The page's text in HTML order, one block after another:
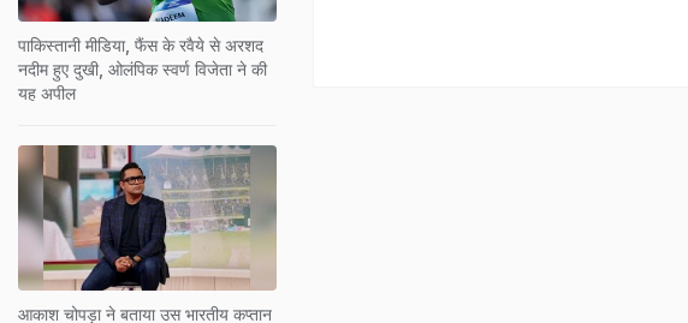
पाकिस्तानी मीडिया, फैंस के रवैये से अरशद
नदीम हुए दुखी, ओलंपिक स्वर्ण विजेता ने की
यह अपील
आकाश चोपड़ा ने बताया उस भारतीय कप्तान